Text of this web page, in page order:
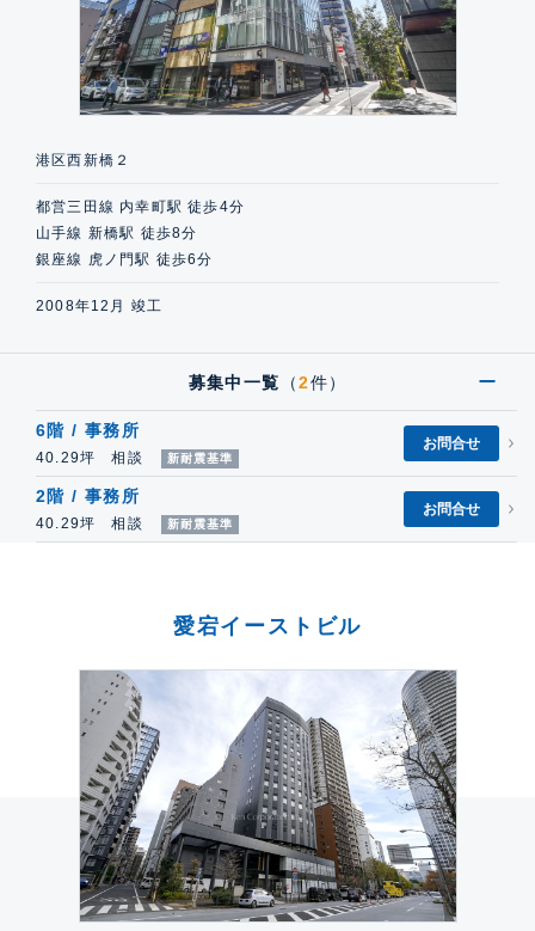
港区西新橋２
都営三田線 内幸町駅 徒歩4分
山手線 新橋駅 徒歩8分
銀座線 虎ノ門駅 徒歩6分
2008年12月 竣工
募集中一覧 （2件）
6階 / 事務所
40.29坪 相談 新耐震基準
お問合せ
2階 / 事務所
40.29坪 相談 新耐震基準
お問合せ
愛宕イーストビル